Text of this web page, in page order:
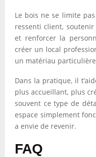
Le bois ne se limite
ressenti client,
et renforcer la
créer un local
un matériau
Dans la pratique, il
plus accueillant, plus
souvent ce type de
espace simplement
a envie de revenir.
FAQ